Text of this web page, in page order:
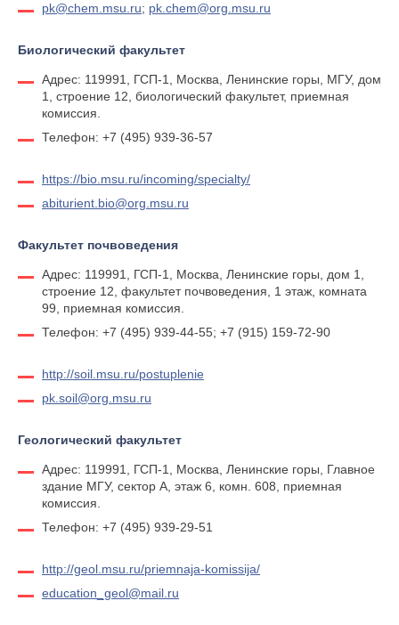
pk@chem.msu.ru; pk.chem@org.msu.ru
Биологический факультет
Адрес: 119991, ГСП-1, Москва, Ленинские горы, МГУ, дом
1, строение 12, биологический факультет, приемная
комиссия.
Телефон: +7 (495) 939-36-57
https://bio.msu.ru/incoming/specialty/
abiturient.bio@org.msu.ru
Факультет почвоведения
Адрес: 119991, ГСП-1, Москва, Ленинские горы, дом 1,
строение 12, факультет почвоведения, 1 этаж, комната
99, приемная комиссия.
Телефон: +7 (495) 939-44-55; +7 (915) 159-72-90
http://soil.msu.ru/postuplenie
pk.soil@org.msu.ru
Геологический факультет
Адрес: 119991, ГСП-1, Москва, Ленинские горы, Главное
здание МГУ, сектор А, этаж 6, комн. 608, приемная
комиссия.
Телефон: +7 (495) 939-29-51
http://geol.msu.ru/priemnaja-komissija/
education_geol@mail.ru